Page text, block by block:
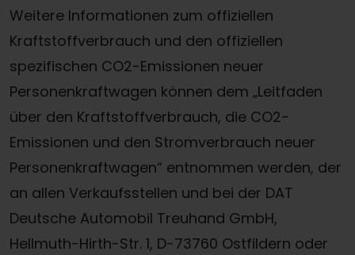
Weitere Informationen zum offiziellen
Kraftstoffverbrauch und den offiziellen
spezifischen CO2-Emissionen neuer
Personenkraftwagen können dem „Leitfaden
über den Kraftstoffverbrauch, die CO2-
Emissionen und den Stromverbrauch neuer
Personenkraftwagen“ entnommen werden, der
an allen Verkaufsstellen und bei der DAT
Deutsche Automobil Treuhand GmbH,
Hellmuth-Hirth-Str. 1, D-73760 Ostfildern oder